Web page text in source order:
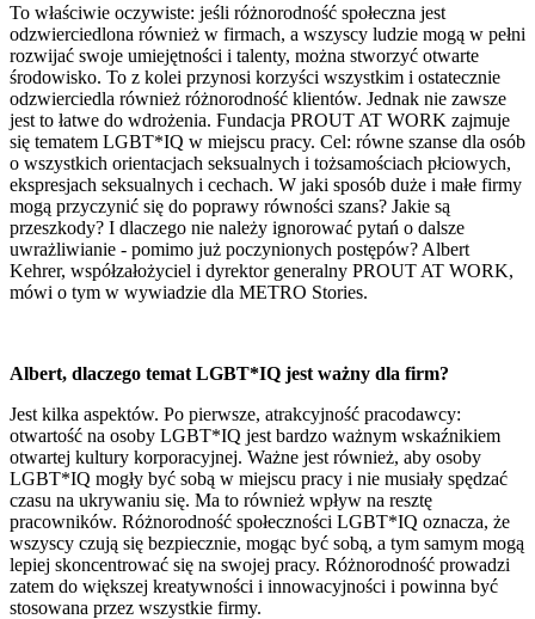
To właściwie oczywiste: jeśli różnorodność społeczna jest
odzwierciedlona również w firmach, a wszyscy ludzie mogą w pełni
rozwijać swoje umiejętności i talenty, można stworzyć otwarte
środowisko. To z kolei przynosi korzyści wszystkim i ostatecznie
odzwierciedla również różnorodność klientów. Jednak nie zawsze
jest to łatwe do wdrożenia. Fundacja PROUT AT WORK zajmuje
się tematem LGBT*IQ w miejscu pracy. Cel: równe szanse dla osób
o wszystkich orientacjach seksualnych i tożsamościach płciowych,
ekspresjach seksualnych i cechach. W jaki sposób duże i małe firmy
mogą przyczynić się do poprawy równości szans? Jakie są
przeszkody? I dlaczego nie należy ignorować pytań o dalsze
uwrażliwianie - pomimo już poczynionych postępów? Albert
Kehrer, współzałożyciel i dyrektor generalny PROUT AT WORK,
mówi o tym w wywiadzie dla METRO Stories.
Albert, dlaczego temat LGBT*IQ jest ważny dla firm?
Jest kilka aspektów. Po pierwsze, atrakcyjność pracodawcy:
otwartość na osoby LGBT*IQ jest bardzo ważnym wskaźnikiem
otwartej kultury korporacyjnej. Ważne jest również, aby osoby
LGBT*IQ mogły być sobą w miejscu pracy i nie musiały spędzać
czasu na ukrywaniu się. Ma to również wpływ na resztę
pracowników. Różnorodność społeczności LGBT*IQ oznacza, że
wszyscy czują się bezpiecznie, mogąc być sobą, a tym samym mogą
lepiej skoncentrować się na swojej pracy. Różnorodność prowadzi
zatem do większej kreatywności i innowacyjności i powinna być
stosowana przez wszystkie firmy.